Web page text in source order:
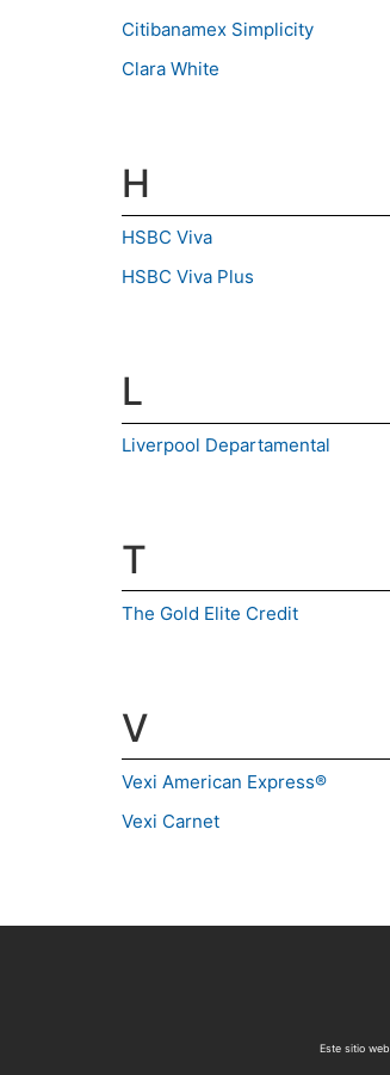
Citibanamex Simplicity
Clara White
H
HSBC Viva
HSBC Viva Plus
L
Liverpool Departamental
T
The Gold Elite Credit
V
Vexi American Express®
Vexi Carnet
Este sitio